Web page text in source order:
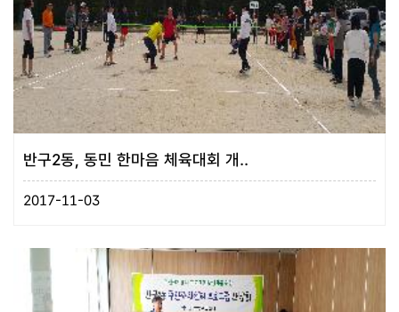
반구2동, 동민 한마음 체육대회 개..
2017-11-03